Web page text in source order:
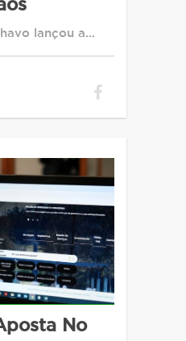
lançou a…
No